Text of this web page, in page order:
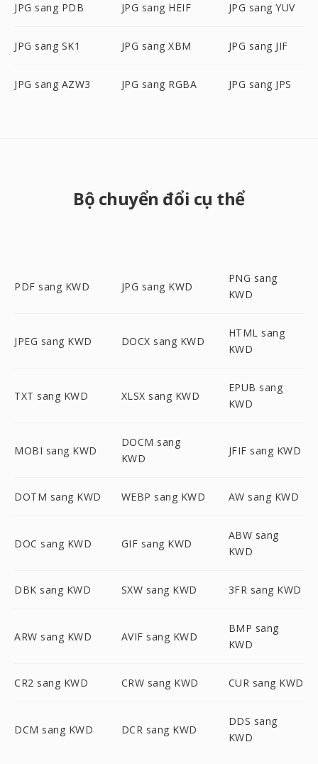
JPG sang PDB JPG sang HEIF JPG sang YUV
JPG sang SK1 JPG sang XBM JPG sang JIF
JPG sang AZW3 JPG sang RGBA JPG sang JPS
Bộ chuyển đổi cụ thể
PDF sang KWD JPG sang KWD
PNG sang
KWD
JPEG sang KWD DOCX sang KWD
HTML sang
KWD
TXT sang KWD XLSX sang KWD
EPUB sang
KWD
MOBI sang KWD
DOCM sang
KWD
JFIF sang KWD
DOTM sang KWD WEBP sang KWD AW sang KWD
DOC sang KWD GIF sang KWD
ABW sang
KWD
DBK sang KWD SXW sang KWD 3FR sang KWD
ARW sang KWD AVIF sang KWD
BMP sang
KWD
CR2 sang KWD CRW sang KWD CUR sang KWD
DCM sang KWD DCR sang KWD
DDS sang
KWD